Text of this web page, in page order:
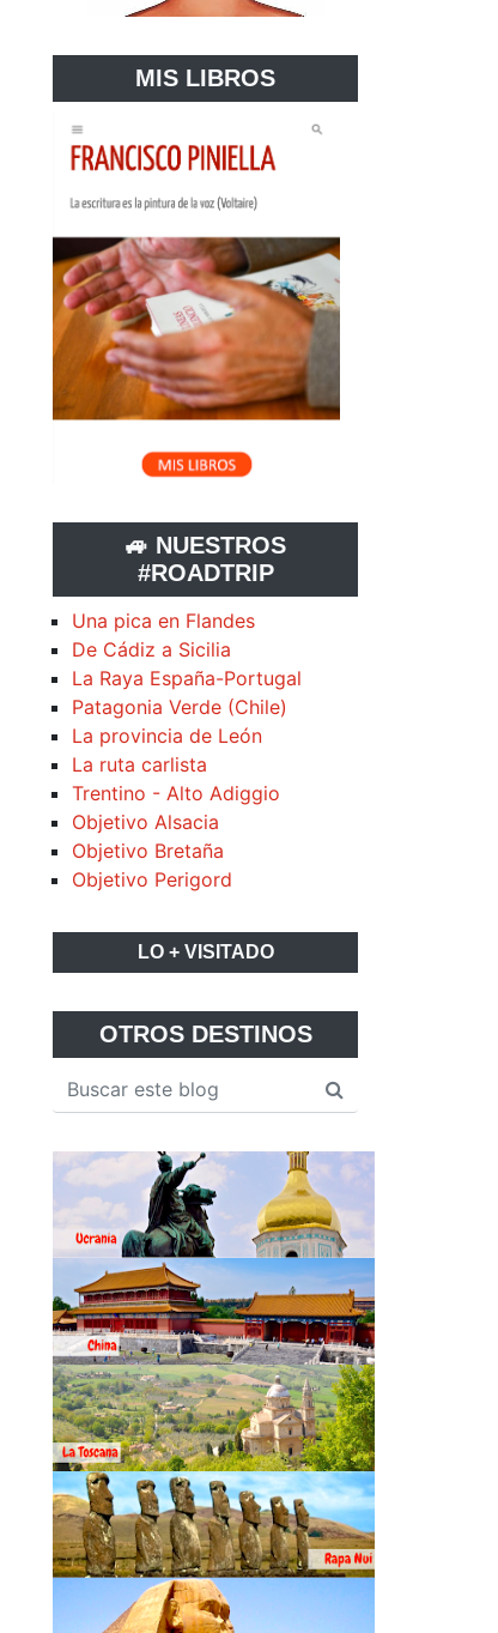
MIS LIBROS
🚙 NUESTROS
#ROADTRIP
Una pica en Flandes
De Cádiz a Sicilia
La Raya España-Portugal
Patagonia Verde (Chile)
La provincia de León
La ruta carlista
Trentino - Alto Adiggio
Objetivo Alsacia
Objetivo Bretaña
Objetivo Perigord
LO + VISITADO
OTROS DESTINOS